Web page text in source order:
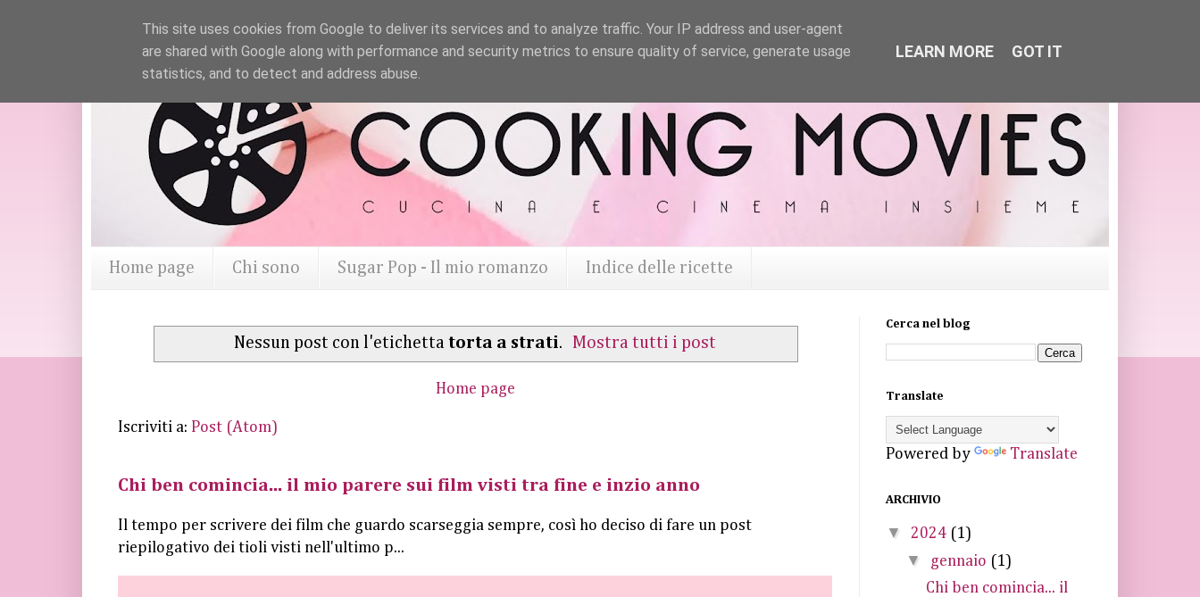
Home page Chi sono Sugar Pop - Il mio romanzo Indice delle ricette
Nessun post con l'etichetta torta a strati. Mostra tutti i post
Home page
Iscriviti a: Post (Atom)
Chi ben comincia... il mio parere sui film visti tra fine e inzio anno
Il tempo per scrivere dei film che guardo scarseggia sempre, così ho deciso di fare un post
riepilogativo dei tioli visti nell'ultimo p...
Cerca nel blog
Translate
Powered by Translate
ARCHIVIO
▼ 2024 (1)
▼ gennaio (1)
Chi ben comincia... il
This site uses cookies from Google to deliver its services and to analyze traffic. Your IP address and user-agent
are shared with Google along with performance and security metrics to ensure quality of service, generate usage
statistics, and to detect and address abuse.
LEARN MORE GOT IT